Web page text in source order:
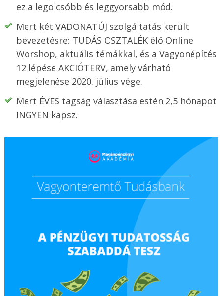
ez a legolcsóbb és leggyorsabb mód.
Mert két VADONATÚJ szolgáltatás került
bevezetésre: TUDÁS OSZTALÉK élő Online
Worshop, aktuális témákkal, és a Vagyonépítés
12 lépése AKCIÓTERV, amely várható
megjelenése 2020. július vége.
Mert ÉVES tagság választása estén 2,5 hónapot
INGYEN kapsz.